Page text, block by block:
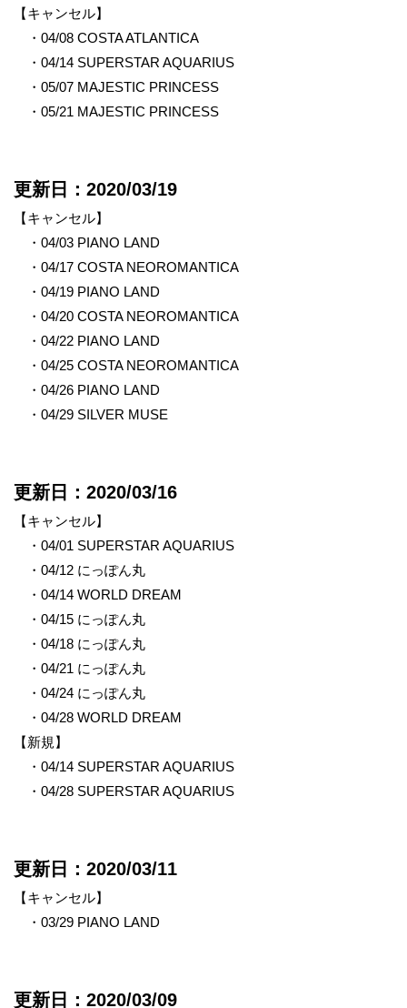
【キャンセル】
・04/08 COSTA ATLANTICA
・04/14 SUPERSTAR AQUARIUS
・05/07 MAJESTIC PRINCESS
・05/21 MAJESTIC PRINCESS
更新日：2020/03/19
【キャンセル】
・04/03 PIANO LAND
・04/17 COSTA NEOROMANTICA
・04/19 PIANO LAND
・04/20 COSTA NEOROMANTICA
・04/22 PIANO LAND
・04/25 COSTA NEOROMANTICA
・04/26 PIANO LAND
・04/29 SILVER MUSE
更新日：2020/03/16
【キャンセル】
・04/01 SUPERSTAR AQUARIUS
・04/12 にっぽん丸
・04/14 WORLD DREAM
・04/15 にっぽん丸
・04/18 にっぽん丸
・04/21 にっぽん丸
・04/24 にっぽん丸
・04/28 WORLD DREAM
【新規】
・04/14 SUPERSTAR AQUARIUS
・04/28 SUPERSTAR AQUARIUS
更新日：2020/03/11
【キャンセル】
・03/29 PIANO LAND
更新日：2020/03/09